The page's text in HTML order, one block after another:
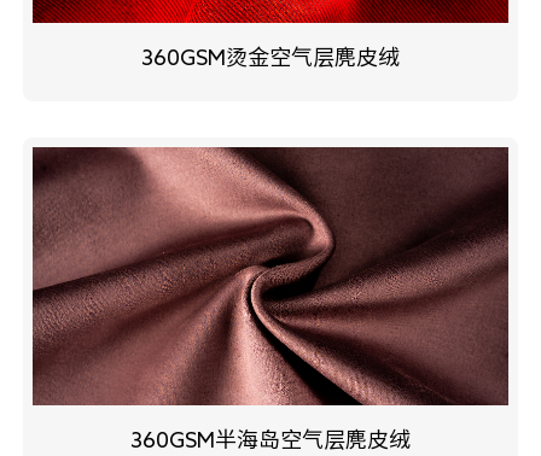
360GSM烫金空气层麂皮绒
360GSM半海岛空气层麂皮绒